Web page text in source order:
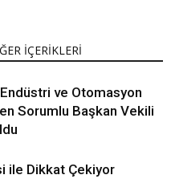
İÇERİKLERİ
ve Otomasyon
Sorumlu Başkan Vekili
ile Dikkat Çekiyor